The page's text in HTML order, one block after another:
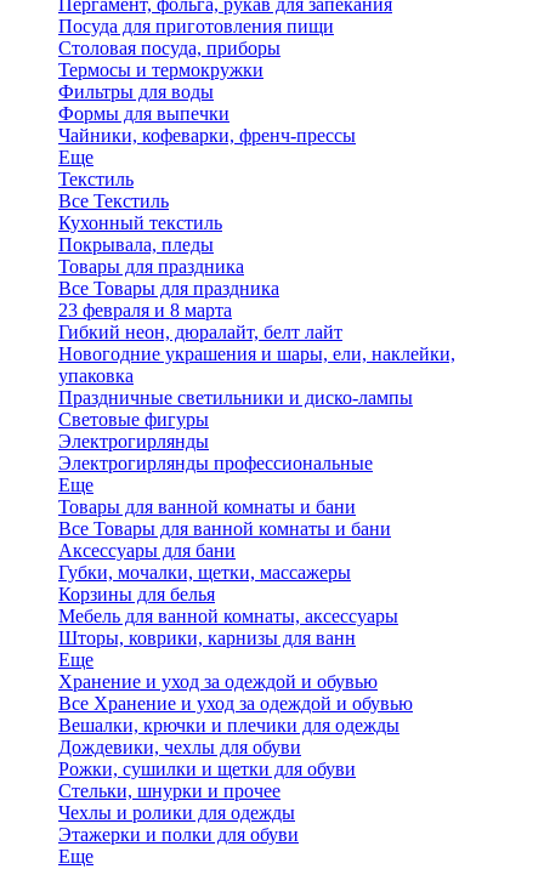
Пергамент, фольга, рукав для запекания
Посуда для приготовления пищи
Столовая посуда, приборы
Термосы и термокружки
Фильтры для воды
Формы для выпечки
Чайники, кофеварки, френч-прессы
Еще
Текстиль
Все Текстиль
Кухонный текстиль
Покрывала, пледы
Товары для праздника
Все Товары для праздника
23 февраля и 8 марта
Гибкий неон, дюралайт, белт лайт
Новогодние украшения и шары, ели, наклейки,
упаковка
Праздничные светильники и диско-лампы
Световые фигуры
Электрогирлянды
Электрогирлянды профессиональные
Еще
Товары для ванной комнаты и бани
Все Товары для ванной комнаты и бани
Аксессуары для бани
Губки, мочалки, щетки, массажеры
Корзины для белья
Мебель для ванной комнаты, аксессуары
Шторы, коврики, карнизы для ванн
Еще
Хранение и уход за одеждой и обувью
Все Хранение и уход за одеждой и обувью
Вешалки, крючки и плечики для одежды
Дождевики, чехлы для обуви
Рожки, сушилки и щетки для обуви
Стельки, шнурки и прочее
Чехлы и ролики для одежды
Этажерки и полки для обуви
Еще